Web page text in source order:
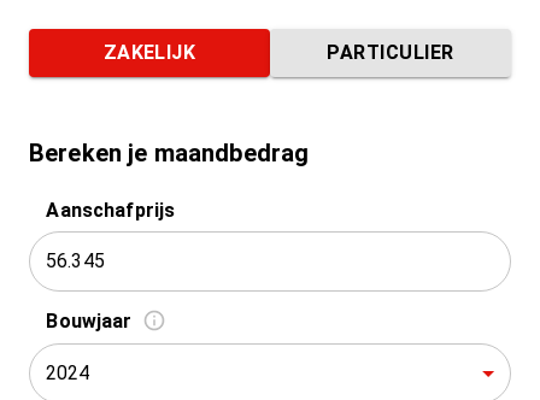
ZAKELIJK PARTICULIER
Bereken je maandbedrag
Aanschafprijs
Bouwjaar
2024